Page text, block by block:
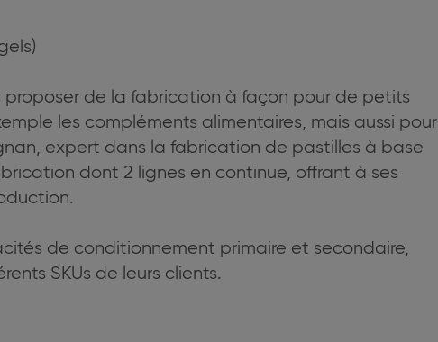
proposer de la fabrication à façon pour de petits
les compléments alimentaires, mais aussi pour
expert dans la fabrication de pastilles à base
dont 2 lignes en continue, offrant à ses
de conditionnement primaire et secondaire,
SKUs de leurs clients.